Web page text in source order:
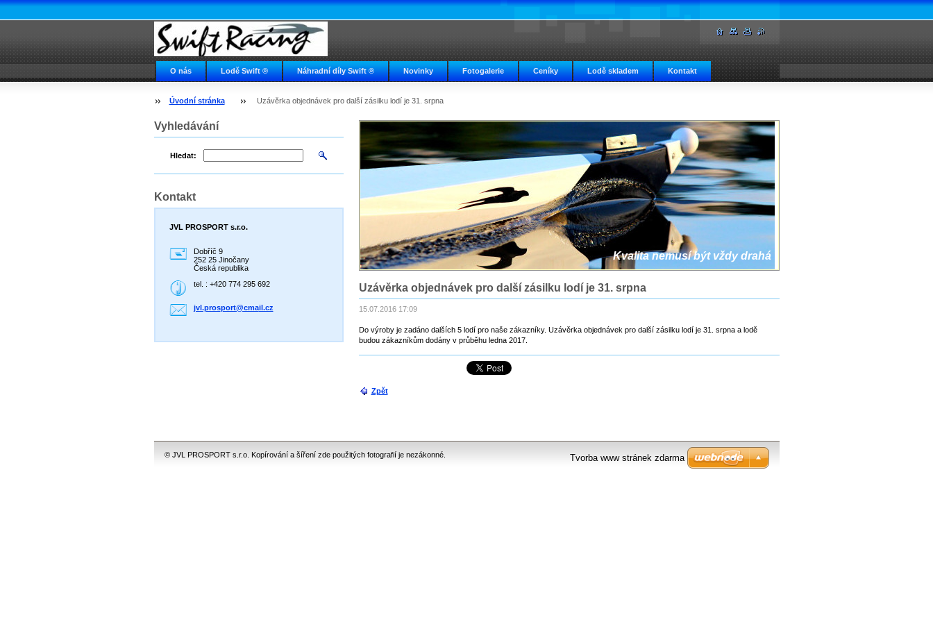
O nás Lodě Swift ® Náhradní díly Swift ® Novinky Fotogalerie Ceníky Lodě skladem Kontakt
Napište nám Swift ve světě
Úvodní stránka Uzávěrka objednávek pro další zásilku lodí je 31. srpna
Kvalita nemusí být vždy drahá
Uzávěrka objednávek pro další zásilku lodí je 31. srpna
15.07.2016 17:09
Do výroby je zadáno dalších 5 lodí pro naše zákazníky. Uzávěrka objednávek pro další zásilku lodí je 31. srpna a lodě
budou zákazníkům dodány v průběhu ledna 2017.
Zpět
Vyhledávání
Hledat:
Kontakt
JVL PROSPORT s.r.o.
Dobříč 9
252 25 Jinočany
Česká republika
tel. : +420 774 295 692
jvl.prosport@cmail.cz
© JVL PROSPORT s.r.o. Kopírování a šíření zde použitých fotografií je nezákonné. Tvorba www stránek zdarma